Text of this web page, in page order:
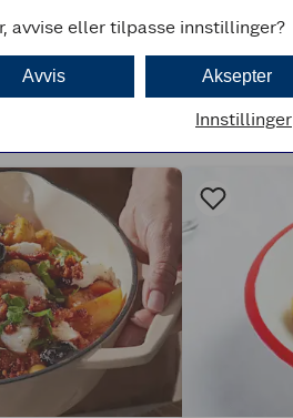
avvise eller tilpasse innstillinger?
Aksepter
Avvis
Innstillinger